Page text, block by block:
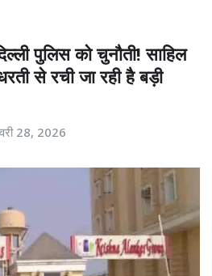
पुलिस को चुनौती! साहिल
से रची जा रही है बड़ी
28, 2026